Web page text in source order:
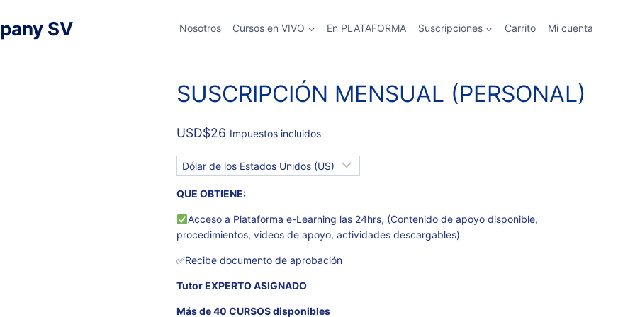
SV Nosotros Cursos en VIVO En PLATAFORMA Suscripciones Carrito Mi cuenta
SUSCRIPCIÓN MENSUAL (PERSONAL)
USD$26 Impuestos incluidos
QUE OBTIENE:
Acceso a Plataforma e-Learning las 24hrs, (Contenido de apoyo disponible,
procedimientos, videos de apoyo, actividades descargables)
✅Recibe documento de aprobación
Tutor EXPERTO ASIGNADO
Más de 40 CURSOS disponibles